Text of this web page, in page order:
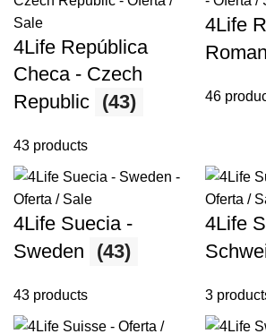
4Life República
Checa - Czech
Republic (43)
43 products
4Life
46
4Life Suecia -
Sweden
(43)
43 products
4Life
3